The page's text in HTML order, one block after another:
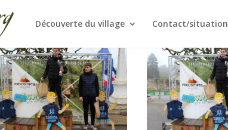
Découverte du village Contact/situation